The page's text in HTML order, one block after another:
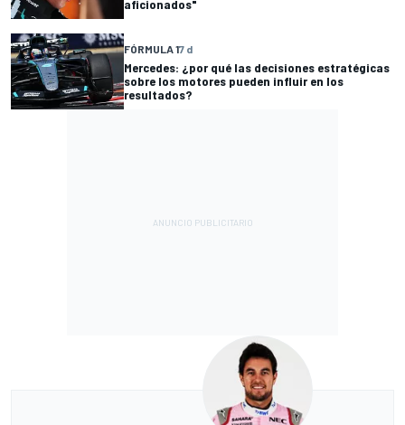
aficionados"
FÓRMULA 17 d
Mercedes: ¿por qué las decisiones estratégicas
sobre los motores pueden influir en los
resultados?